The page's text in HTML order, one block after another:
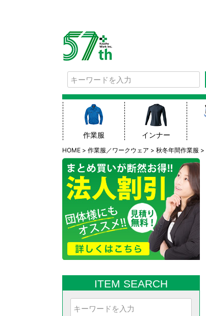
作業服 インナー
HOME 作業服／ワークウェア 秋冬年間作業服
ITEM SEARCH